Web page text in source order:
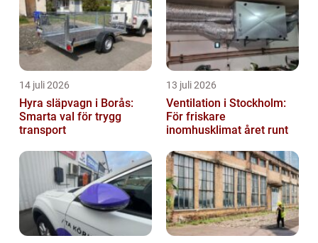
14 juli 2026
Hyra släpvagn i Borås:
Smarta val för trygg
transport
13 juli 2026
Ventilation i Stockholm:
För friskare
inomhusklimat året runt